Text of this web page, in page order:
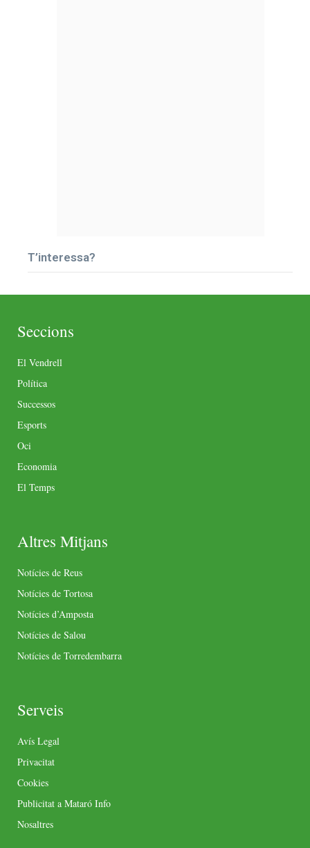
T’interessa?
Seccions
El Vendrell
Política
Successos
Esports
Oci
Economia
El Temps
Altres Mitjans
Notícies de Reus
Notícies de Tortosa
Notícies d’Amposta
Notícies de Salou
Notícies de Torredembarra
Serveis
Avís Legal
Privacitat
Cookies
Publicitat a Mataró Info
Nosaltres